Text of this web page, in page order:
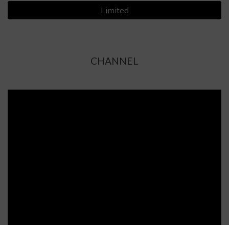
Limited
CHANNEL